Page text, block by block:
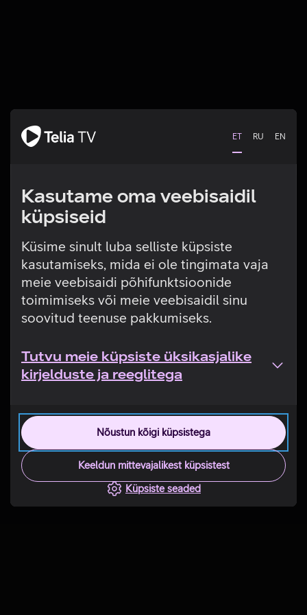
ET RU EN
Kasutame oma veebisaidil
küpsiseid
Küsime sinult luba selliste küpsiste
kasutamiseks, mida ei ole tingimata vaja
meie veebisaidi põhifunktsioonide
toimimiseks või meie veebisaidil sinu
soovitud teenuse pakkumiseks.
Tutvu meie küpsiste üksikasjalike
kirjelduste ja reeglitega
Nõustun kõigi küpsistega
Keeldun mittevajalikest küpsistest
Küpsiste seaded
Tehniline viga